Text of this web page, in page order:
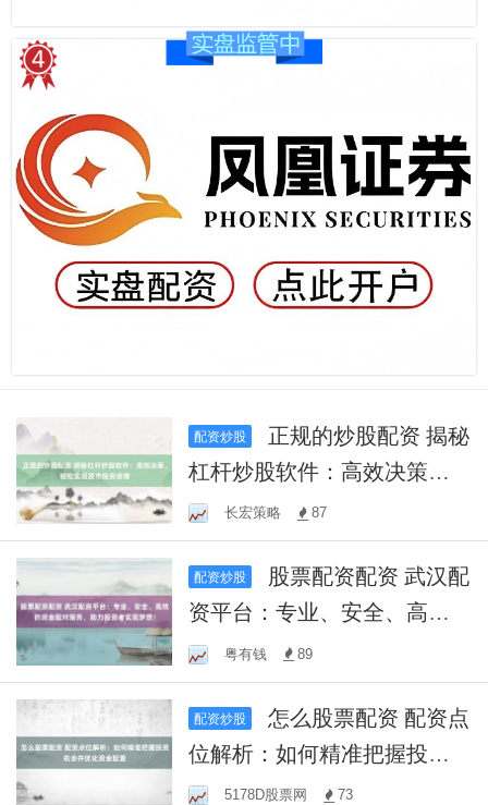
配资炒股
杠杆炒股软件：高效决策，
轻松实现股市投资倍增
长宏策略 87
配资炒股
资平台：专业、安全、高效
的资金配对服务，助力投资
者实现梦想！
粤有钱 89
配资炒股
怎么股票配资 配资点
位解析：如何精准把握投资
机会并优化资金配置
5178D股票网 73